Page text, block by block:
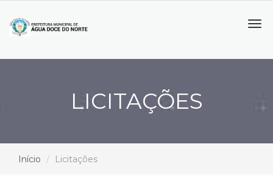
LICITAÇÕES
Início Licitações